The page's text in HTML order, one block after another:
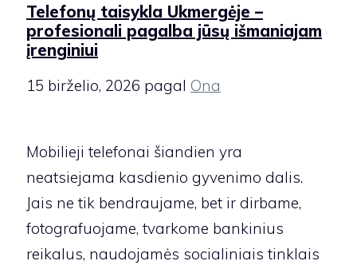
Telefonų taisykla Ukmergėje –
profesionali pagalba jūsų išmaniajam
įrenginiui
15 birželio, 2026 pagal Ona
Mobilieji telefonai šiandien yra
neatsiejama kasdienio gyvenimo dalis.
Jais ne tik bendraujame, bet ir dirbame,
fotografuojame, tvarkome bankinius
reikalus, naudojamės socialiniais tinklais